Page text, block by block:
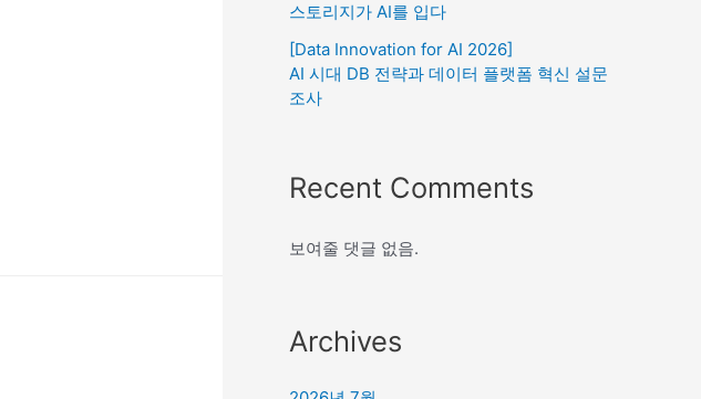
스토리지가 AI를 입다
[Data Innovation for AI 2026]
AI 시대 DB 전략과 데이터 플랫폼 혁신 설문
조사
Recent Comments
보여줄 댓글 없음.
Archives